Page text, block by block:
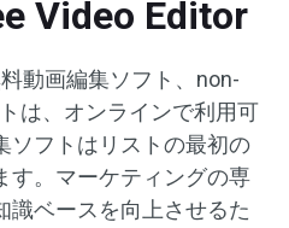
Video Editor
動画編集ソフト、non-
は、オンラインで利用可
ソフトはリストの最初の
す。マーケティングの専
識ベースを向上させるた